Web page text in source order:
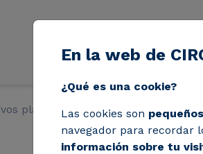
Líneas de actividad
planes de movilidad urbana
En la web de
¿Qué es una cookie?
Las cookies son
navegador para recordar
información sobre tu